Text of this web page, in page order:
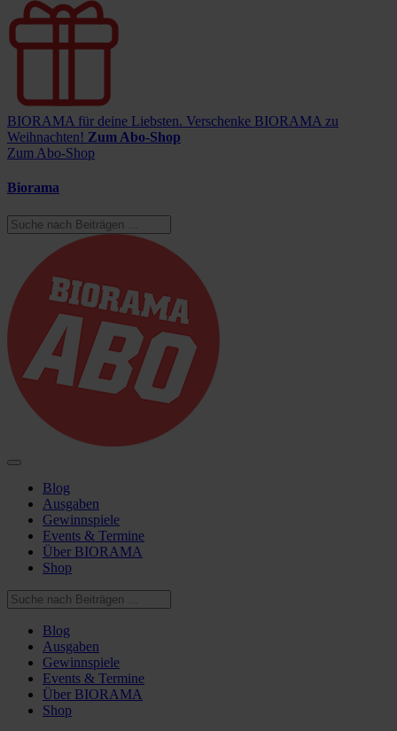
BIORAMA für deine Liebsten. Verschenke BIORAMA zu
Weihnachten! Zum Abo-Shop
Zum Abo-Shop
Biorama
Blog
Ausgaben
Gewinnspiele
Events & Termine
Über BIORAMA
Shop
Blog
Ausgaben
Gewinnspiele
Events & Termine
Über BIORAMA
Shop